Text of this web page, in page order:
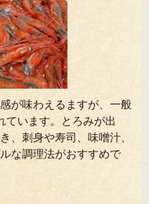
が味わえるますが、一般
ています。とろみが出
、刺身や寿司、味噌汁、
な調理法がおすすめで